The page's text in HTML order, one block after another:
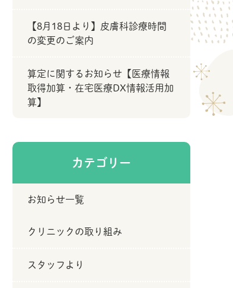
【8月18日より】皮膚科診療時間
の変更のご案内
算定に関するお知らせ【医療情報
取得加算・在宅医療DX情報活用加
算】
カテゴリー
お知らせ一覧
クリニックの取り組み
スタッフより